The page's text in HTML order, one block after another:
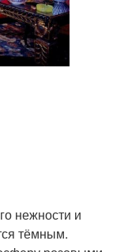
нежности и
тёмным.